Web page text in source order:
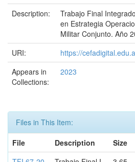
Description:
Trabajo Final
en Estrategia
Militar Conjunto. Año
URI:
https://
Appears in
Collections:
2023
Files in This Item:
File
Description Size